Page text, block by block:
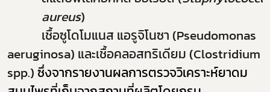
aureus)
เชื้อซูโดโมแนส แอรูจิโนซา (Pseudomonas
aeruginosa) และเชื้อคลอสทริเดียม (Clostridium
spp.)ซึ่งจากรายงานผลการตรวจวิเคราะห์ยาดม